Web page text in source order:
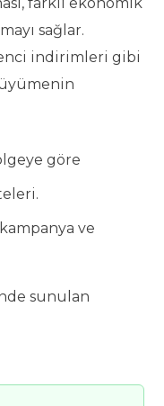
sağlar.
indirimleri gibi
göre
ve
sunulan